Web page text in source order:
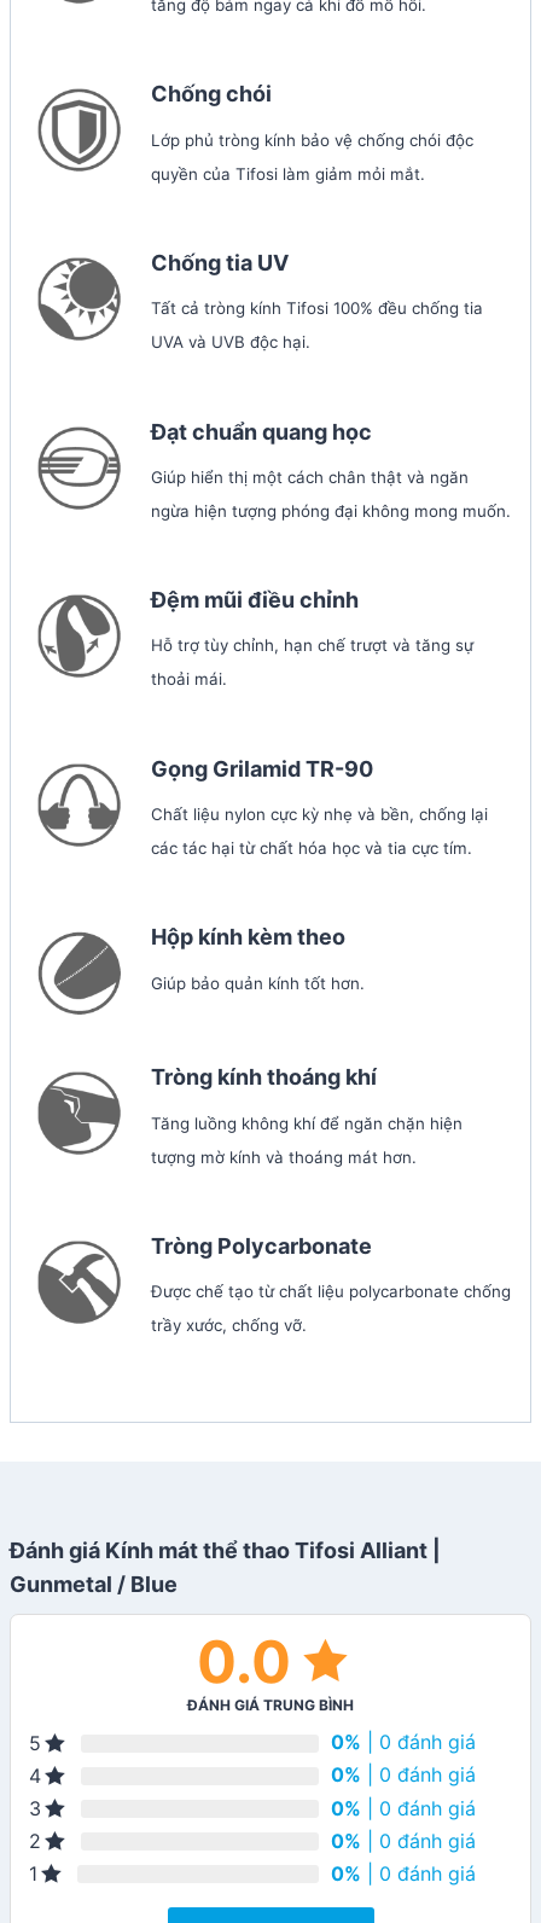
tăng độ bám ngay cả khi đổ mồ hôi.
Chống chói
Lớp phủ tròng kính bảo vệ chống chói độc
quyền của Tifosi làm giảm mỏi mắt.
Chống tia UV
Tất cả tròng kính Tifosi 100% đều chống tia
UVA và UVB độc hại.
Đạt chuẩn quang học
Giúp hiển thị một cách chân thật và ngăn
ngừa hiện tượng phóng đại không mong muốn.
Đệm mũi điều chỉnh
Hỗ trợ tùy chỉnh, hạn chế trượt và tăng sự
thoải mái.
Gọng Grilamid TR-90
Chất liệu nylon cực kỳ nhẹ và bền, chống lại
các tác hại từ chất hóa học và tia cực tím.
Hộp kính kèm theo
Giúp bảo quản kính tốt hơn.
Tròng kính thoáng khí
Tăng luồng không khí để ngăn chặn hiện
tượng mờ kính và thoáng mát hơn.
Tròng Polycarbonate
Được chế tạo từ chất liệu polycarbonate chống
trầy xước, chống vỡ.
Đánh giá Kính mát thể thao Tifosi Alliant |
Gunmetal / Blue
0.0
ĐÁNH GIÁ TRUNG BÌNH
5 0% | 0 đánh giá
4
0% | 0 đánh giá
3
0% | 0 đánh giá
2
0% | 0 đánh giá
1
0% | 0 đánh giá